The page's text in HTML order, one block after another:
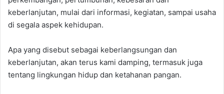
keberlanjutan, mulai dari informasi, kegiatan, sampai usaha
di segala aspek kehidupan.
Apa yang disebut sebagai keberlangsungan dan
keberlanjutan, akan terus kami damping, termasuk juga
tentang lingkungan hidup dan ketahanan pangan.